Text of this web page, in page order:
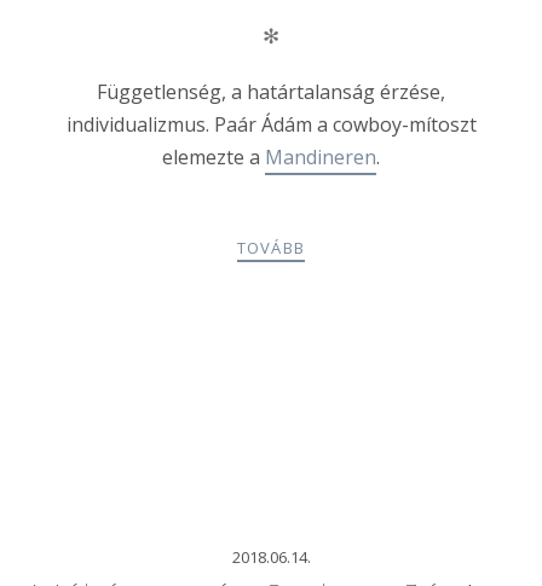
✻
Függetlenség, a határtalanság érzése,
individualizmus. Paár Ádám a cowboy-mítoszt
elemezte a Mandineren.
TOVÁBB
2018.06.14.